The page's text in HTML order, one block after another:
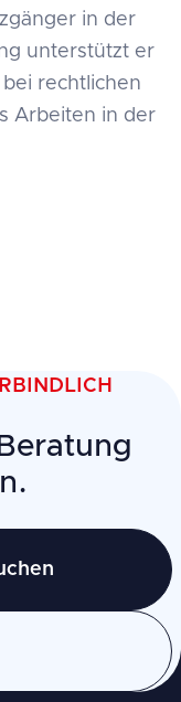
in der
unterstützt er
rechtlichen
Arbeiten in der